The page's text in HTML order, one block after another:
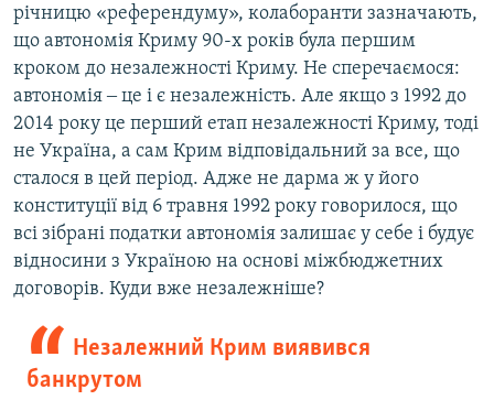
річницю «референдуму», колаборанти зазначають,
що автономія Криму 90-х років була першим
кроком до незалежності Криму. Не сперечаємося:
автономія ‒ це і є незалежність. Але якщо з 1992 до
2014 року це перший етап незалежності Криму, тоді
не Україна, а сам Крим відповідальний за все, що
сталося в цей період. Адже не дарма ж у його
конституції від 6 травня 1992 року говорилося, що
всі зібрані податки автономія залишає у себе і будує
відносини з Україною на основі міжбюджетних
договорів. Куди вже незалежніше?
Незалежний Крим виявився
банкрутом